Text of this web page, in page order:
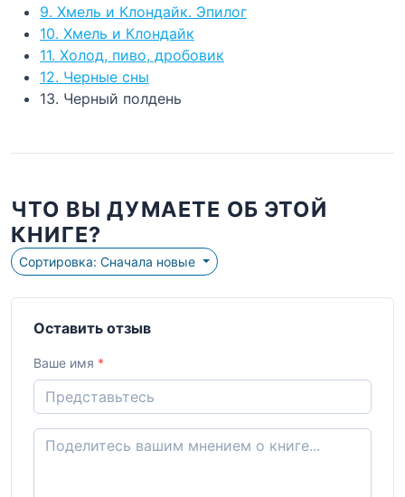
9. Хмель и Клондайк. Эпилог
10. Хмель и Клондайк
11. Холод, пиво, дробовик
12. Черные сны
13. Черный полдень
ЧТО ВЫ ДУМАЕТЕ ОБ ЭТОЙ
КНИГЕ?
Сортировка: Сначала новые
Оставить отзыв
Ваше имя *